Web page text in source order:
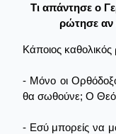
Τι απάντησε ο
ρώτησε αν
Κάποιος
- Μόνο οι
θα σωθούνε; Ο
- Εσύ μπορείς να